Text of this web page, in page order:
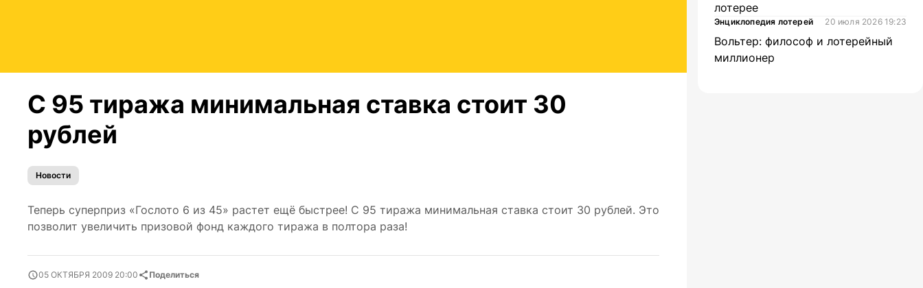
С 95 тиража минимальная ставка стоит 30
рублей
Новости
Теперь суперприз «Гослото 6 из 45» растет ещё быстрее! С 95 тиража минимальная ставка стоит 30 рублей. Это
позволит увеличить призовой фонд каждого тиража в полтора раза!
05 ОКТЯБРЯ 2009 20:00 Поделиться
лотерее
Энциклопедия лотерей 20 июля 2026 19:23
Вольтер: философ и лотерейный
миллионер